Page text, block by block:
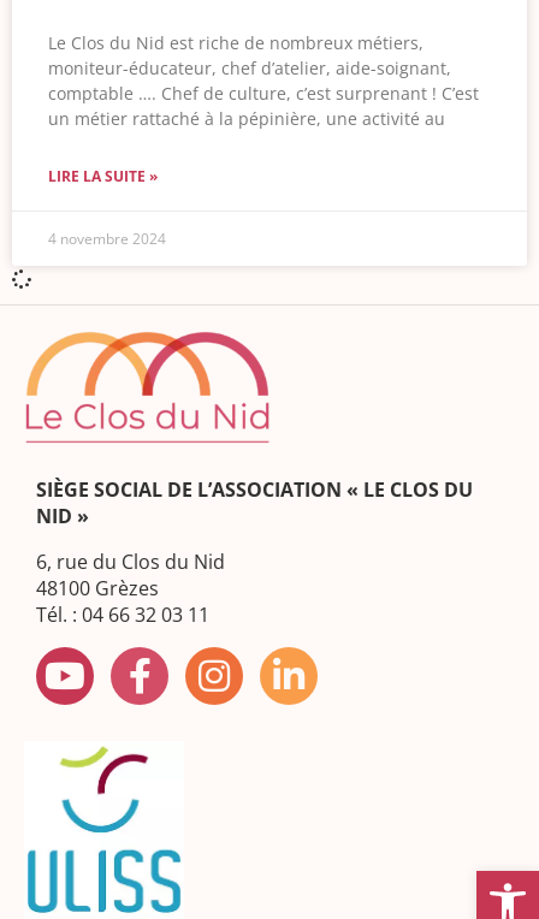
Ouvrir
Le Clos du Nid est riche de nombreux métiers,
moniteur-éducateur, chef d’atelier, aide-soignant,
comptable …. Chef de culture, c’est surprenant ! C’est
un métier rattaché à la pépinière, une activité au
LIRE LA SUITE »
4 novembre 2024
SIÈGE SOCIAL DE L’ASSOCIATION « LE CLOS DU
NID »
6, rue du Clos du Nid
48100 Grèzes
Tél. : 04 66 32 03 11